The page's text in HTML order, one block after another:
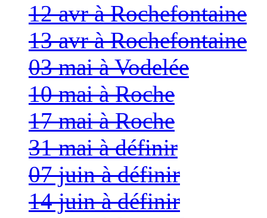
12 avr à Rochefontaine
13 avr à Rochefontaine
03 mai à Vodelée
10 mai à Roche
17 mai à Roche
31 mai à définir
07 juin à définir
14 juin à définir